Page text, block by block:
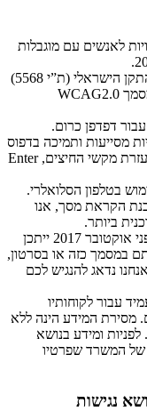
לאנשים עם מוגבלות
התאמות הנגישות בוצעו עפ”י המלצות התקן הישראלי (ת”י 5568)
לנגישות תכנים באינטרנט ברמת AA ומסמך WCAG2.0
דפדפן כרום.
מסייעות ותמיכה בדפוס
השימוש המקובל להפעלה עם מקלדת בעזרת מקשי החיצים, Enter
בטלפון הסלואלרי.
הקראת מסך, אנו
מסמכים או סרטוני וידאו שעלו לאתר לפני אוקטובר 2017 ייתכן
במסמך כזה או בסרטון,
נדאג להנגיש לכם
עבור לקוחותיו
מסירת המידע הינה ללא
ומידע בנושא
של המשרד שפרטיו
נגישות